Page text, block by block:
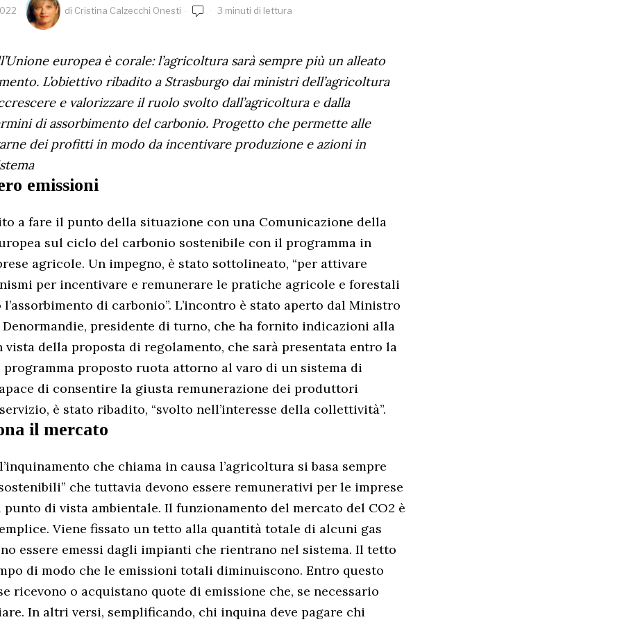
di Cristina Calzecchi Onesti 3 minuti di lettura
europea è corale: l’agricoltura sarà sempre più un alleato
L’obiettivo ribadito a Strasburgo dai ministri dell’agricoltura
e valorizzare il ruolo svolto dall’agricoltura e dalla
di assorbimento del carbonio. Progetto che permette alle
dei profitti in modo da incentivare produzione e azioni in
emissioni
a fare il punto della situazione con una Comunicazione della
sul ciclo del carbonio sostenibile con il programma in
agricole. Un impegno, è stato sottolineato, “per attivare
per incentivare e remunerare le pratiche agricole e forestali
di carbonio”. L’incontro è stato aperto dal Ministro
Denormandie, presidente di turno, che ha fornito indicazioni alla
vista della proposta di regolamento, che sarà presentata entro la
programma proposto ruota attorno al varo di un sistema di
di consentire la giusta remunerazione dei produttori
è stato ribadito, “svolto nell’interesse della collettività”.
il mercato
che chiama in causa l’agricoltura si basa sempre
che tuttavia devono essere remunerativi per le imprese
di vista ambientale. Il funzionamento del mercato del CO2 è
Viene fissato un tetto alla quantità totale di alcuni gas
essere emessi dagli impianti che rientrano nel sistema. Il tetto
di modo che le emissioni totali diminuiscono. Entro questo
ricevono o acquistano quote di emissione che, se necessario
In altri versi, semplificando, chi inquina deve pagare chi